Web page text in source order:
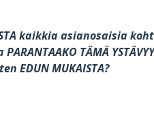
kaikkia asianosaisia
TÄMÄ
EDUN MUKAISTA?